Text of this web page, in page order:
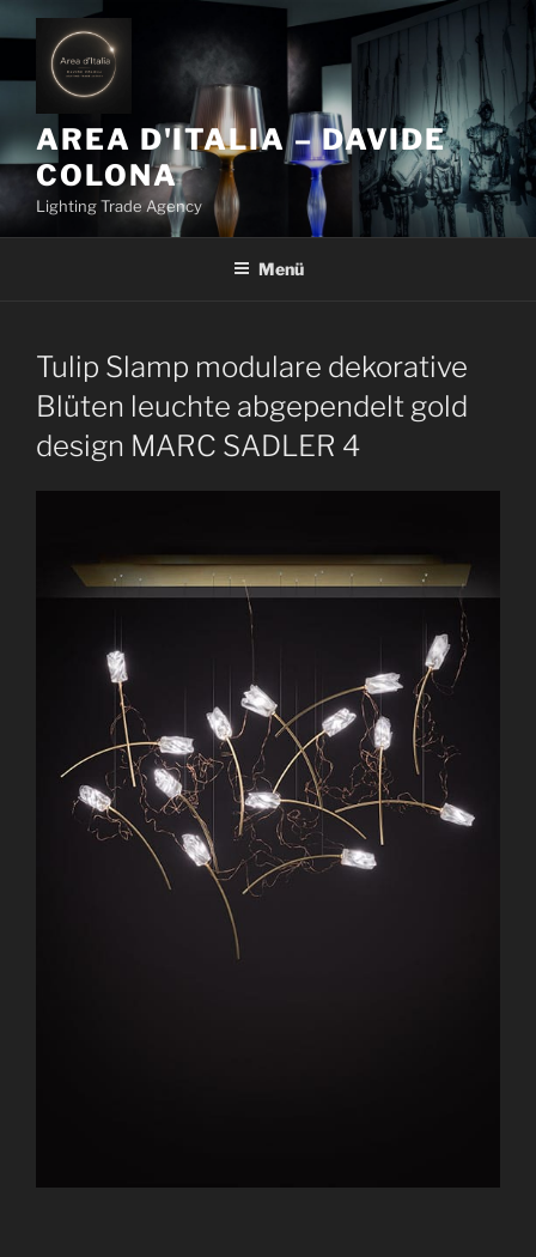
u
h
l
t
AREA D'ITALIA – DAVIDE
COLONA
Lighting Trade Agency
Menü
Tulip Slamp modulare dekorative
Blüten leuchte abgependelt gold
design MARC SADLER 4